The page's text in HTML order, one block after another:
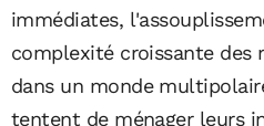
immédiates,
complexité croissante des
dans un monde
tentent de ménager leurs